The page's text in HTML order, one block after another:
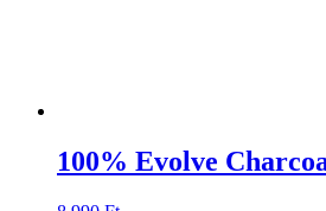
100% Evolve